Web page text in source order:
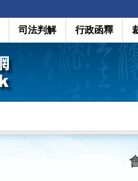
司法判解 行政函釋